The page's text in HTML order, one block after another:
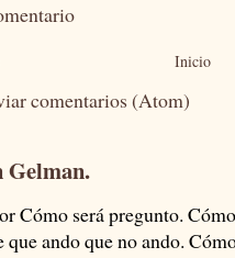
Inicio
comentarios (Atom)
Gelman.
Cómo será pregunto.
ando que no ando.